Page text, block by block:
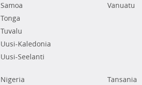
Samoa
Tonga
Tuvalu
Uusi-Kaledonia
Uusi-Seelanti
Vanuatu
Nigeria
Tansania